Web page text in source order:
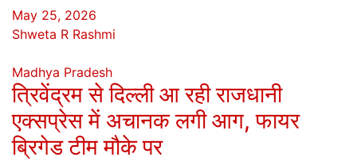
May 25, 2026
Shweta R Rashmi
Madhya Pradesh
त्रिवेंद्रम से दिल्ली आ रही राजधानी
एक्सप्रेस में अचानक लगी आग, फायर
ब्रिगेड टीम मौके पर